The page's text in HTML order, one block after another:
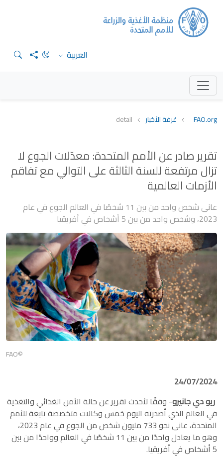
العربية
FAO.org غرفة الأخبار detail
تقرير صادر عن الأمم المتحدة: معدّلات الجوع لا
تزال مرتفعة للسنة الثالثة على التوالي مع تفاقم
الأزمات العالمية
عانى شخص واحد من بين 11 شخصًا في العالم الجوع في عام
2023، وشخص واحد من بين 5 أشخاص في أفريقيا
©FAO
24/07/2024
ريو دي جانيرو- وفقًا لأحدث تقرير عن حالة الأمن الغذائي والتغذية
في العالم الذي أصدرته اليوم خمس وكالات متخصصة تابعة للأمم
المتحدة، عانى نحو 733 مليون شخص من الجوع في عام 2023،
وهو ما يعادل واحدًا من بين 11 شخصًا في العالم وواحدًا من بين
5 أشخاص في أفريقيا.